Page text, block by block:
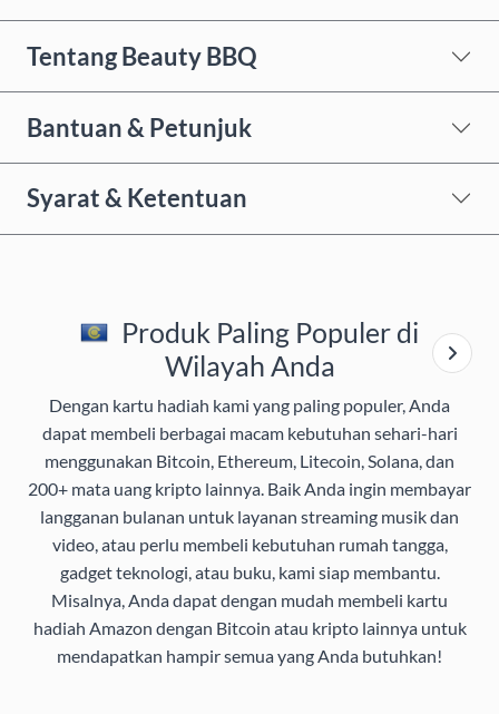
Tentang Beauty BBQ
Bantuan & Petunjuk
Syarat & Ketentuan
Produk Paling Populer di
Wilayah Anda
Dengan kartu hadiah kami yang paling populer, Anda
dapat membeli berbagai macam kebutuhan sehari-hari
menggunakan Bitcoin, Ethereum, Litecoin, Solana, dan
200+ mata uang kripto lainnya. Baik Anda ingin membayar
langganan bulanan untuk layanan streaming musik dan
video, atau perlu membeli kebutuhan rumah tangga,
gadget teknologi, atau buku, kami siap membantu.
Misalnya, Anda dapat dengan mudah membeli kartu
hadiah Amazon dengan Bitcoin atau kripto lainnya untuk
mendapatkan hampir semua yang Anda butuhkan!